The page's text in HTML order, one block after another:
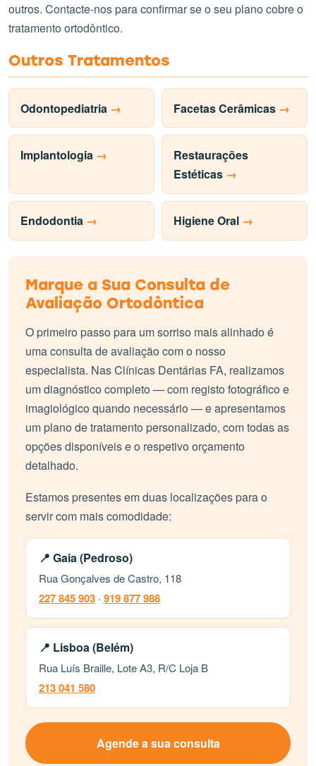
outros. Contacte-nos para confirmar se o seu plano cobre o
tratamento ortodôntico.
Outros Tratamentos
Odontopediatria Facetas Cerâmicas
Implantologia
Restaurações
Estéticas
Endodontia Higiene Oral
Marque a Sua Consulta de
Avaliação Ortodôntica
O primeiro passo para um sorriso mais alinhado é
uma consulta de avaliação com o nosso
especialista. Nas Clínicas Dentárias FA, realizamos
um diagnóstico completo — com registo fotográfico e
imagiológico quando necessário — e apresentamos
um plano de tratamento personalizado, com todas as
opções disponíveis e o respetivo orçamento
detalhado.
Estamos presentes em duas localizações para o
servir com mais comodidade:
📍 Gaia (Pedroso)
Rua Gonçalves de Castro, 118
227 845 903· 919 877 988
📍 Lisboa (Belém)
Rua Luís Braille, Lote A3, R/C Loja B
213 041 580
Agende a sua consulta